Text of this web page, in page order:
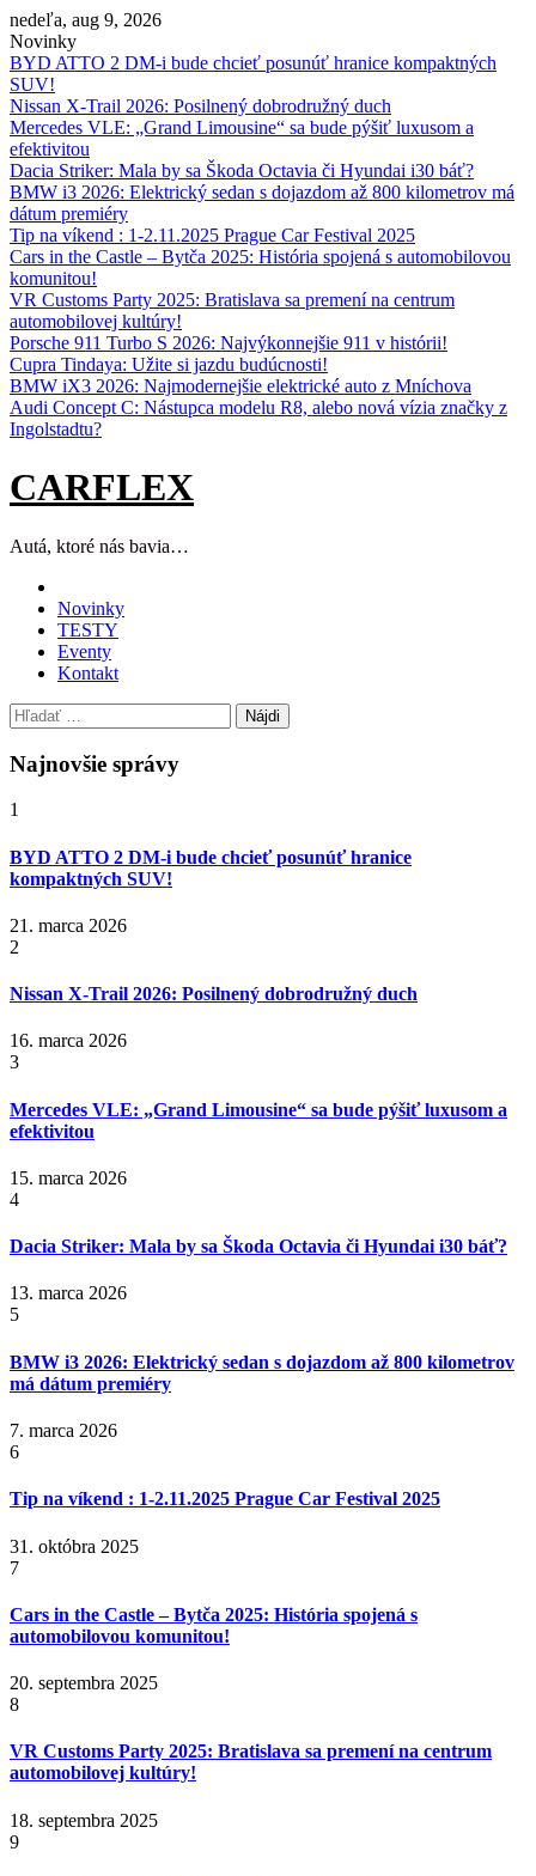
Skip
to
content
nedeľa, aug 9, 2026
Novinky
BYD ATTO 2 DM-i bude chcieť posunúť hranice kompaktných
SUV!
Nissan X‑Trail 2026: Posilnený dobrodružný duch
Mercedes VLE: „Grand Limousine“ sa bude pýšiť luxusom a
efektivitou
Dacia Striker: Mala by sa Škoda Octavia či Hyundai i30 báť?
BMW i3 2026: Elektrický sedan s dojazdom až 800 kilometrov má
dátum premiéry
Tip na víkend : 1-2.11.2025 Prague Car Festival 2025
Cars in the Castle – Bytča 2025: História spojená s automobilovou
komunitou!
VR Customs Party 2025: Bratislava sa premení na centrum
automobilovej kultúry!
Porsche 911 Turbo S 2026: Najvýkonnejšie 911 v histórii!
Cupra Tindaya: Užite si jazdu budúcnosti!
BMW iX3 2026: Najmodernejšie elektrické auto z Mníchova
Audi Concept C: Nástupca modelu R8, alebo nová vízia značky z
Ingolstadtu?
CARFLEX
Autá, ktoré nás bavia…
Novinky
TESTY
Eventy
Kontakt
Hľadať:
Najnovšie správy
1
BYD ATTO 2 DM-i bude chcieť posunúť hranice
kompaktných SUV!
21. marca 2026
2
Nissan X‑Trail 2026: Posilnený dobrodružný duch
16. marca 2026
3
Mercedes VLE: „Grand Limousine“ sa bude pýšiť luxusom a
efektivitou
15. marca 2026
4
Dacia Striker: Mala by sa Škoda Octavia či Hyundai i30 báť?
13. marca 2026
5
BMW i3 2026: Elektrický sedan s dojazdom až 800 kilometrov
má dátum premiéry
7. marca 2026
6
Tip na víkend : 1-2.11.2025 Prague Car Festival 2025
31. októbra 2025
7
Cars in the Castle – Bytča 2025: História spojená s
automobilovou komunitou!
20. septembra 2025
8
VR Customs Party 2025: Bratislava sa premení na centrum
automobilovej kultúry!
18. septembra 2025
9